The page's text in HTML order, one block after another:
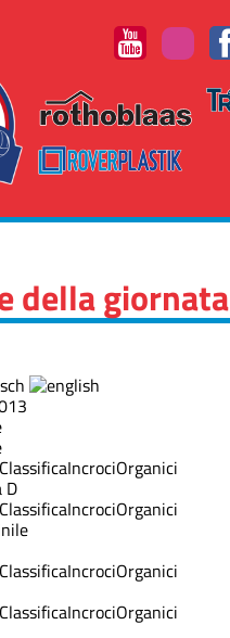
della giornata
ClassificaIncrociOrganici
D
ClassificaIncrociOrganici
ClassificaIncrociOrganici
ClassificaIncrociOrganici